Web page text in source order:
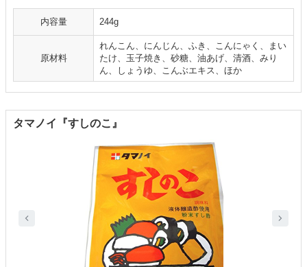
内容量 244g
原材料
れんこん、にんじん、ふき、こんにゃく、まい
たけ、玉子焼き、砂糖、油あげ、清酒、みり
ん、しょうゆ、こんぶエキス、ほか
タマノイ『すしのこ』